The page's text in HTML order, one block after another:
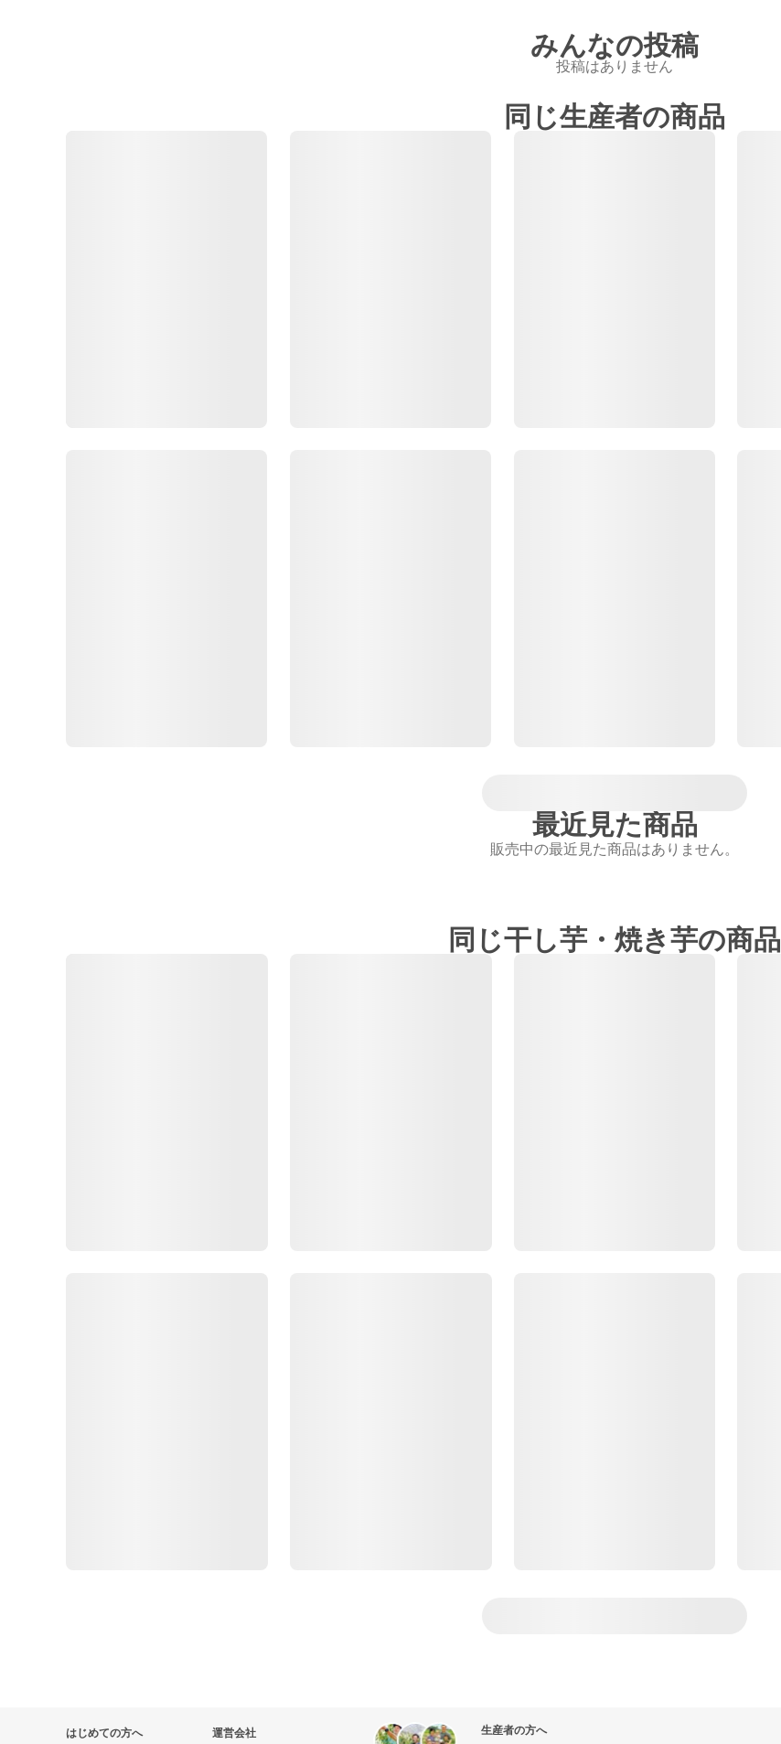
みんなの投稿
投稿はありません
同じ生産者の商品
最近見た商品
販売中の最近見た商品はありません。
同じ干し芋・焼き芋の商品
はじめての方へ 運営会社 生産者の方へ